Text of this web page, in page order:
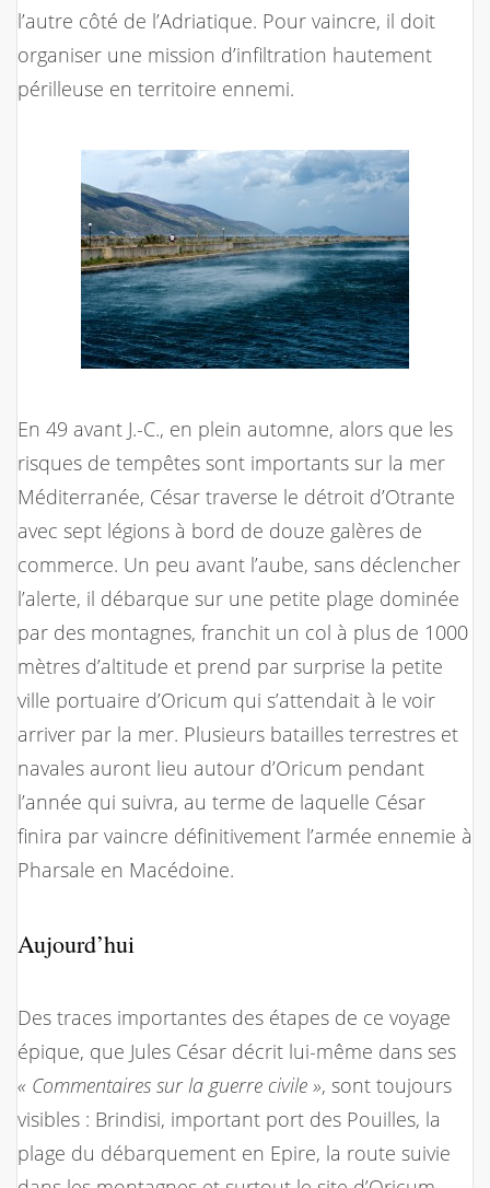
l’autre côté de l’Adriatique. Pour vaincre, il doit
organiser une mission d’infiltration hautement
périlleuse en territoire ennemi.
En 49 avant J.-C., en plein automne, alors que les
risques de tempêtes sont importants sur la mer
Méditerranée, César traverse le détroit d’Otrante
avec sept légions à bord de douze galères de
commerce. Un peu avant l’aube, sans déclencher
l’alerte, il débarque sur une petite plage dominée
par des montagnes, franchit un col à plus de 1000
mètres d’altitude et prend par surprise la petite
ville portuaire d’Oricum qui s’attendait à le voir
arriver par la mer. Plusieurs batailles terrestres et
navales auront lieu autour d’Oricum pendant
l’année qui suivra, au terme de laquelle César
finira par vaincre définitivement l’armée ennemie à
Pharsale en Macédoine.
Aujourd’hui
Des traces importantes des étapes de ce voyage
épique, que Jules César décrit lui-même dans ses
« Commentaires sur la guerre civile », sont toujours
visibles : Brindisi, important port des Pouilles, la
plage du débarquement en Epire, la route suivie